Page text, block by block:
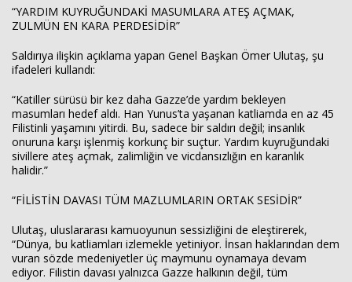
“YARDIM KUYRUĞUNDAKİ MASUMLARA ATEŞ AÇMAK,
ZULMÜN EN KARA PERDESİDİR”
Saldırıya ilişkin açıklama yapan Genel Başkan Ömer Ulutaş, şu
ifadeleri kullandı:
“Katiller sürüsü bir kez daha Gazze’de yardım bekleyen
masumları hedef aldı. Han Yunus’ta yaşanan katliamda en az 45
Filistinli yaşamını yitirdi. Bu, sadece bir saldırı değil; insanlık
onuruna karşı işlenmiş korkunç bir suçtur. Yardım kuyruğundaki
sivillere ateş açmak, zalimliğin ve vicdansızlığın en karanlık
halidir.”
“FİLİSTİN DAVASI TÜM MAZLUMLARIN ORTAK SESİDİR”
Ulutaş, uluslararası kamuoyunun sessizliğini de eleştirerek,
“Dünya, bu katliamları izlemekle yetiniyor. İnsan haklarından dem
vuran sözde medeniyetler üç maymunu oynamaya devam
ediyor. Filistin davası yalnızca Gazze halkının değil, tümHaberin Doğru Adresi.